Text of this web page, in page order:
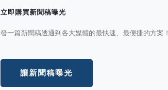
立即購買新聞稿曝光
發一篇新聞稿透通到各大媒體的最快速、最便捷的方案！
讓新聞稿曝光